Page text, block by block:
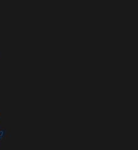
ventana)
en nueva ventana)
en nueva ventana)